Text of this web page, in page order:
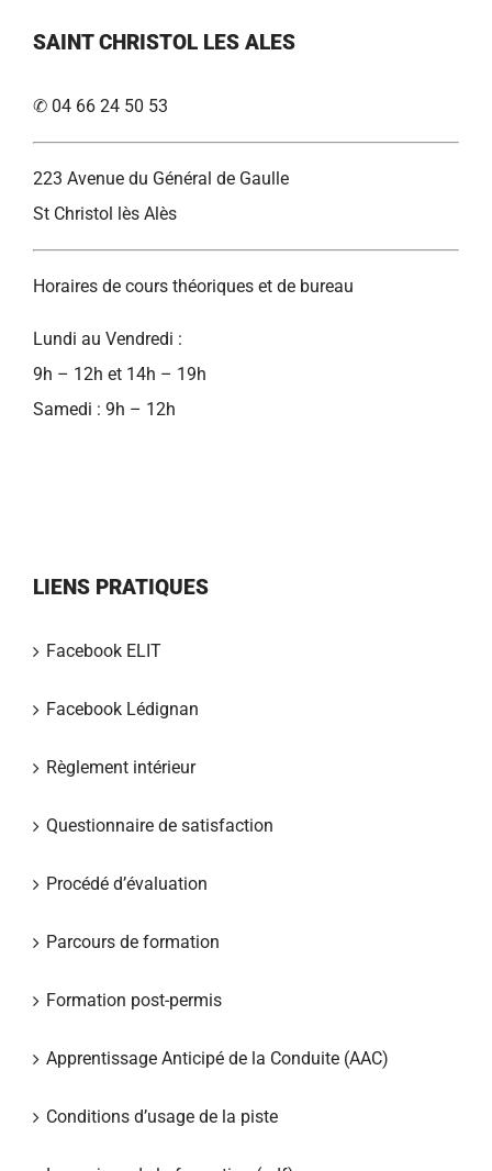
SAINT CHRISTOL LES ALES
✆ 04 66 24 50 53
223 Avenue du Général de Gaulle
St Christol lès Alès
Horaires de cours théoriques et de bureau
Lundi au Vendredi :
9h – 12h et 14h – 19h
Samedi : 9h – 12h
LIENS PRATIQUES
Facebook ELIT
Facebook Lédignan
Règlement intérieur
Questionnaire de satisfaction
Procédé d’évaluation
Parcours de formation
Formation post-permis
Apprentissage Anticipé de la Conduite (AAC)
Conditions d’usage de la piste